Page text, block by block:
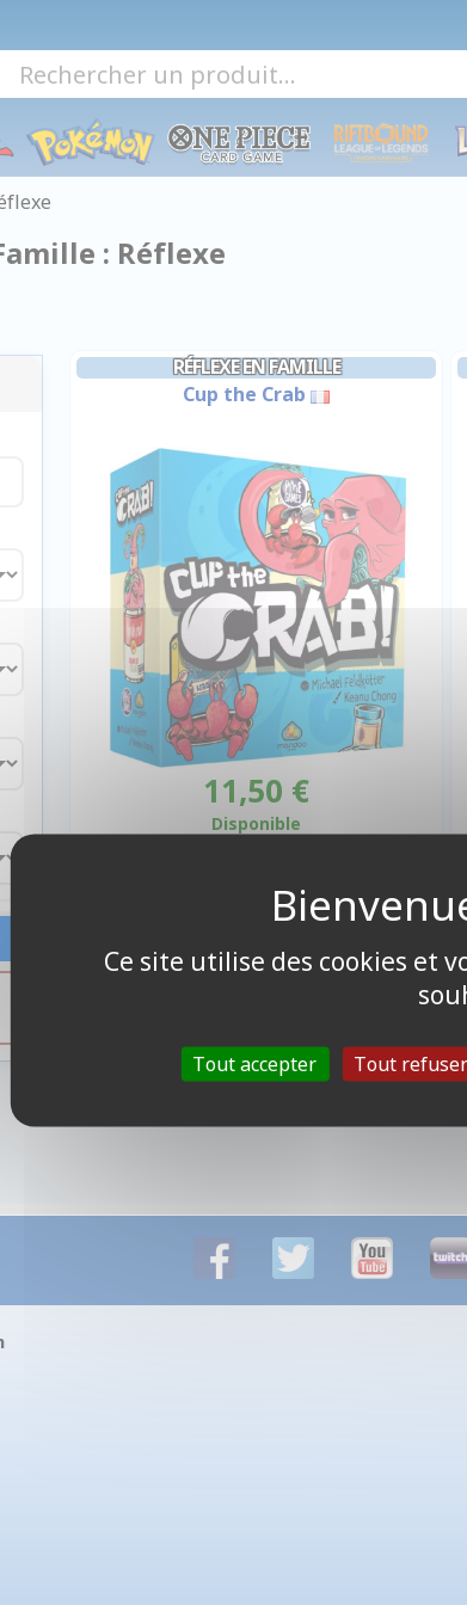
: Réflexe
RÉFLEXE EN FAMILLE
Cup the Crab
11,50 €
Disponible
Ce site utilise des cookies et
Tout accepter Tout refuser